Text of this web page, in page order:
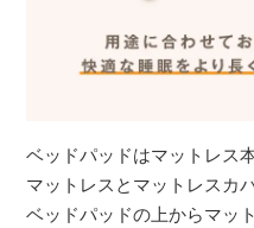
ベッドパッドはマットレス
マットレスとマットレスカ
ベッドパッドの上からマッ